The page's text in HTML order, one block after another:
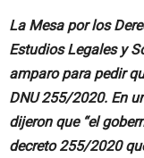
La Mesa por los
Estudios Legales y
amparo para pedir
DNU 255/2020. En
dijeron que “el
decreto 255/2020